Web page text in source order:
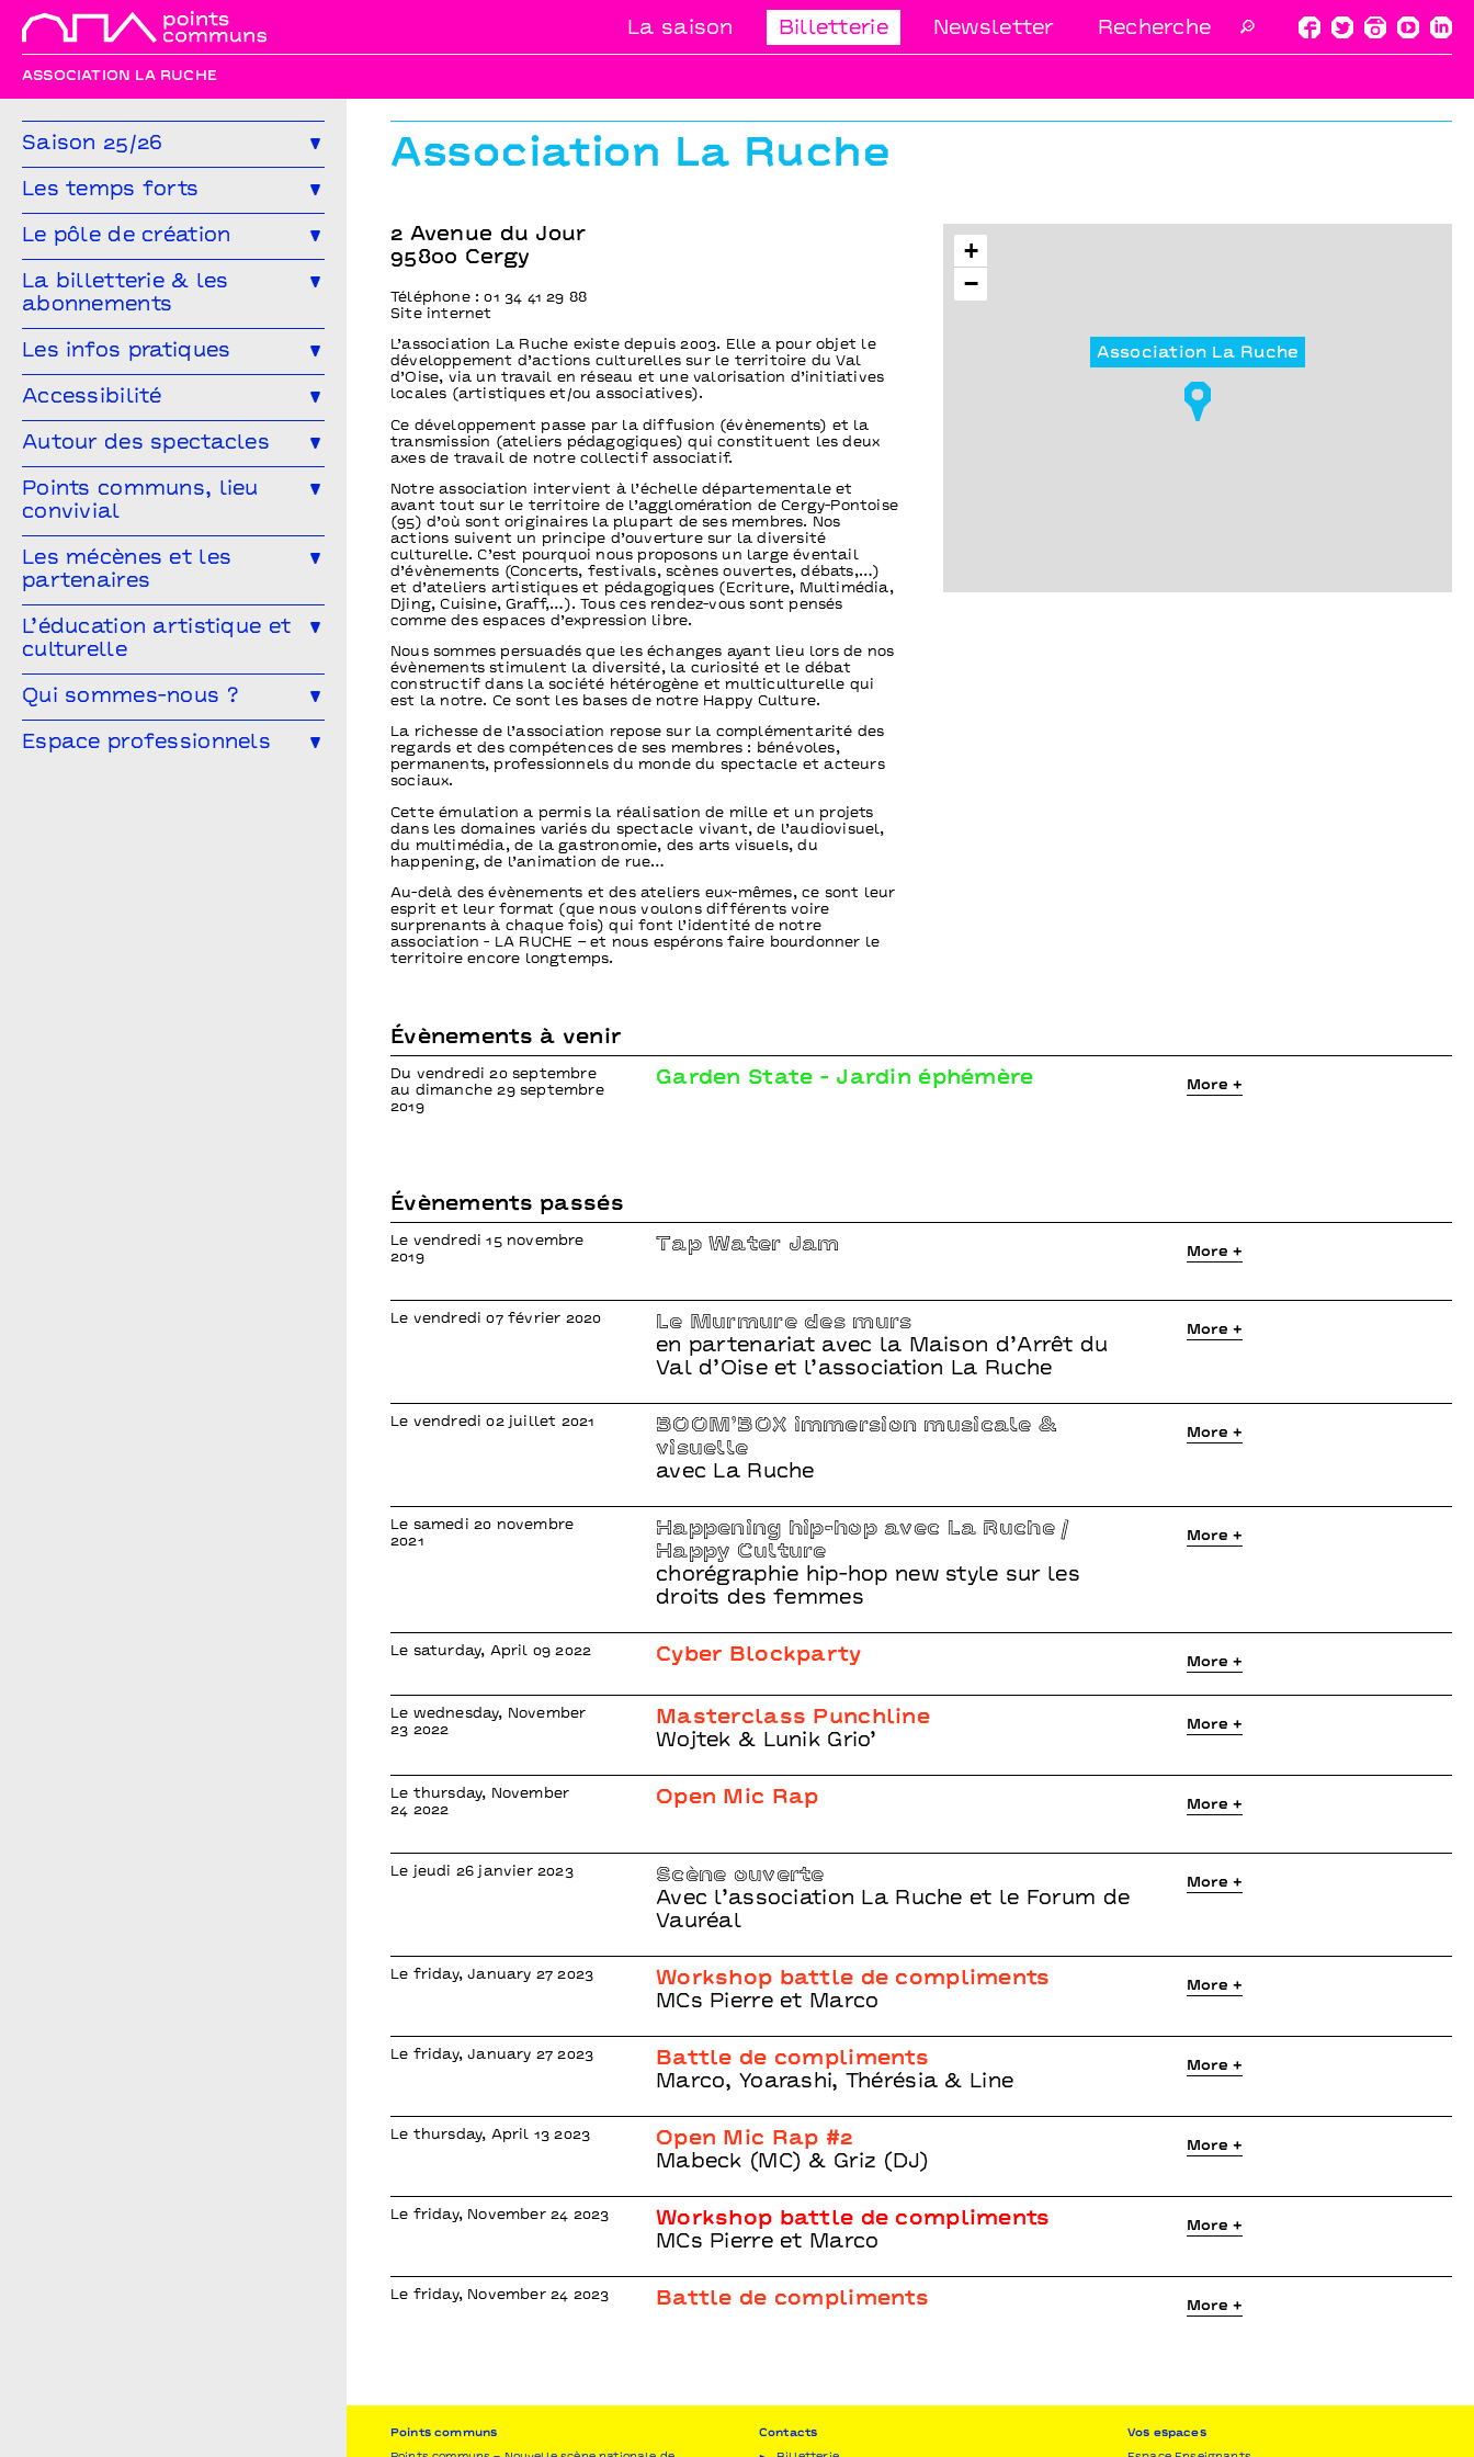
La saison Billetterie Newsletter 🔎
ASSOCIATION LA RUCHE
Saison 25/26
Toute la saison Théâtre
Cirque Magie Espace public
Projet participatif
En famille Ateliers
Les temps forts
Génération(s) - Saison #9
Projet participatif : Deblozay
Le pôle de création
Ailleurs & Ici • PIPD
Artistes en résidence 2024-2027
Résidences précédentes
La billetterie & les
abonnements
Comment réserver ? Les tarifs
Vous venez en groupe ?
Les infos pratiques
Venir à Points communs
Hors-les-murs
Accessibilité
L’accessibilité pour tous·tes !
sociale ?
Autour des spectacles
Les ateliers de pratique
Les Conversations
Visitez les théâtres
Points communs, lieu
convivial
Le Mélangeur
Le Service garderie
Les mécènes et les
partenaires
Devenir mécène
Cultivons nos points communs
Les partenaires
L’éducation artistique et
culturelle
L’éducation artistique et culturelle
à Points communs
Vous êtes enseignant·e ?
Qui sommes-nous ?
L’équipe
Espace professionnels
Association La Ruche
2 Avenue du Jour
95800 Cergy
Téléphone : 01 34 41 29 88
Site internet
L’association La Ruche existe depuis 2003. Elle a pour objet le
développement d’actions culturelles sur le territoire du Val
d’Oise, via un travail en réseau et une valorisation d’initiatives
locales (artistiques et/ou associatives).
Ce développement passe par la diffusion (évènements) et la
transmission (ateliers pédagogiques) qui constituent les deux
axes de travail de notre collectif associatif.
Notre association intervient à l’échelle départementale et
avant tout sur le territoire de l’agglomération de Cergy-Pontoise
(95) d’où sont originaires la plupart de ses membres. Nos
actions suivent un principe d’ouverture sur la diversité
culturelle. C’est pourquoi nous proposons un large éventail
d’évènements (Concerts, festivals, scènes ouvertes, débats,…)
et d’ateliers artistiques et pédagogiques (Ecriture, Multimédia,
Djing, Cuisine, Graff,…). Tous ces rendez-vous sont pensés
comme des espaces d’expression libre.
Nous sommes persuadés que les échanges ayant lieu lors de nos
évènements stimulent la diversité, la curiosité et le débat
constructif dans la société hétérogène et multiculturelle qui
est la notre. Ce sont les bases de notre Happy Culture.
La richesse de l’association repose sur la complémentarité des
regards et des compétences de ses membres : bénévoles,
permanents, professionnels du monde du spectacle et acteurs
sociaux.
Cette émulation a permis la réalisation de mille et un projets
dans les domaines variés du spectacle vivant, de l’audiovisuel,
du multimédia, de la gastronomie, des arts visuels, du
happening, de l’animation de rue…
Au-delà des évènements et des ateliers eux-mêmes, ce sont leur
esprit et leur format (que nous voulons différents voire
surprenants à chaque fois) qui font l’identité de notre
association - LA RUCHE – et nous espérons faire bourdonner le
territoire encore longtemps.
Association La Ruche
+
−
Évènements à venir
Du vendredi 20 septembre
au dimanche 29 septembre
2019
Garden State - Jardin éphémère More +
Évènements passés
Le vendredi 15 novembre
2019
Tap Water Jam More +
Le vendredi 07 février 2020
Le Murmure des murs
en partenariat avec la Maison d’Arrêt du
Val d’Oise et l’association La Ruche
More +
Le vendredi 02 juillet 2021
BOOM’BOX immersion musicale &
visuelle
avec La Ruche
More +
Le samedi 20 novembre
2021
Happening hip-hop avec La Ruche /
Happy Culture
chorégraphie hip-hop new style sur les
droits des femmes
More +
Le saturday, April 09 2022 Cyber Blockparty More +
Le wednesday, November
23 2022
Masterclass Punchline
Wojtek & Lunik Grio’
More +
Le thursday, November
24 2022
Open Mic Rap More +
Le jeudi 26 janvier 2023
Scène ouverte
Avec l’association La Ruche et le Forum de
Vauréal
More +
Le friday, January 27 2023
Workshop battle de compliments
MCs Pierre et Marco
More +
Le friday, January 27 2023
Battle de compliments
Marco, Yoarashi, Thérésia & Line
More +
Le thursday, April 13 2023
Open Mic Rap #2
Mabeck (MC) & Griz (DJ)
More +
Le friday, November 24 2023
Workshop battle de compliments
MCs Pierre et Marco
More +
Le friday, November 24 2023 Battle de compliments More +
Points communs Contacts Vos espaces